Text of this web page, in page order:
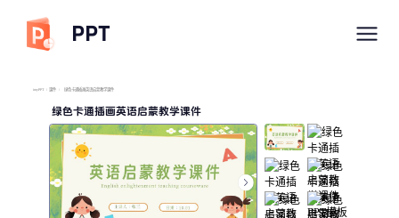
PPT
imyPPT / 课件 / 绿色卡通插画英语启蒙教学课件
绿色卡通插画英语启蒙教学课件